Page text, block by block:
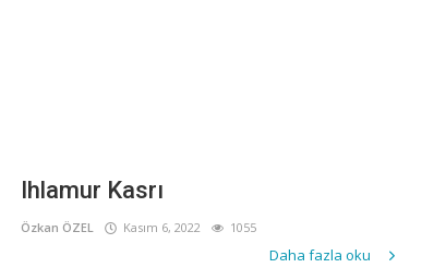
Ihlamur Kasrı
Özkan ÖZEL Kasım 6, 2022 1055
Daha fazla oku